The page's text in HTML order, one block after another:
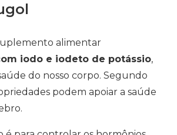
alimentar
iodo e iodeto de potássio,
do nosso corpo. Segundo
podem apoiar a saúde